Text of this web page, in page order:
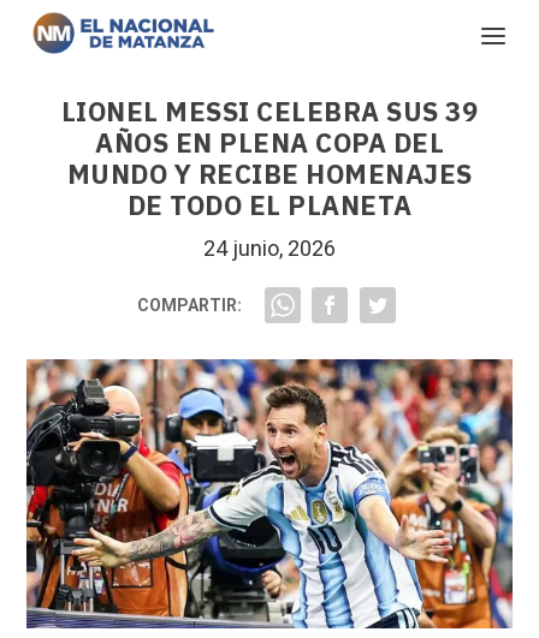
LIONEL MESSI CELEBRA SUS 39
AÑOS EN PLENA COPA DEL
MUNDO Y RECIBE HOMENAJES
DE TODO EL PLANETA
24 junio, 2026
COMPARTIR: